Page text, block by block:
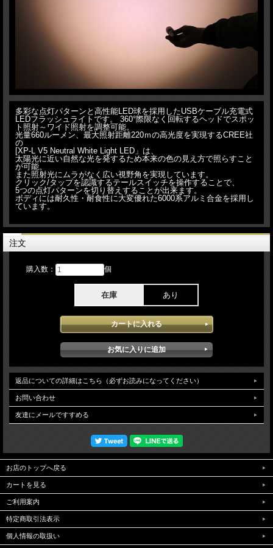
多彩な点灯パターンと高性能LED球を採用したUSBケーブル充電式
LEDフラッシュライトです。 360°際限なく回転するヘッドでスポッ
ト照射～ワイド照射を調整可能。
光量660ルーメン、最大照射距離220ｍの高光度を実現するCREE社
の
[XP-L V5 Neutral White Light LED」は、
太陽光に近い自然な光を発するため本来の色の見え方で照らすこと
が可能。
また照射光にムラがなく広い視野角を実現しています。
クリック/タップを認識するテールスイッチを操作することで、
5つの点灯パターンを切り替えすることが出来ます。
ボディには耐久性・耐食性に大変優れた6000系アルミ合金を採用し
ています。
注文
購入数： 個
在庫 あり
返品についての詳細はこちら（必ずお読みになってください）
お問い合わせ
友達にメールですすめる
お店のトップへ戻る
カートを見る
ご利用案内
特定商取引法表示
個人情報の取扱い